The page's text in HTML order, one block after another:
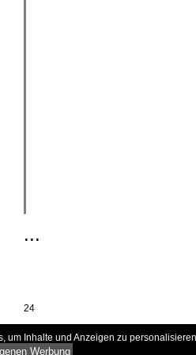
...
24
um Inhalte und Anzeigen zu
Werbung